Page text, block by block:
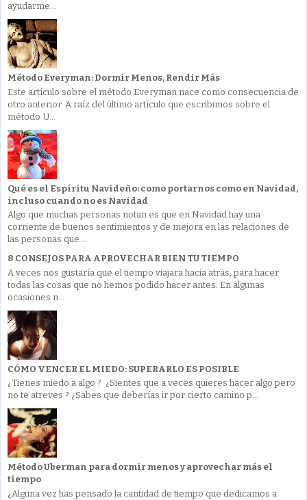
ayudarme...
Método Everyman: Dormir Menos, Rendir Más
Este artículo sobre el método Everyman nace como consecuencia de
otro anterior. A raíz del último artículo que escribimos sobre el
método U...
Qué es el Espíritu Navideño: como portarnos como en Navidad,
incluso cuando no es Navidad
Algo que muchas personas notan es que en Navidad hay una
corriente de buenos sentimientos y de mejora en las relaciones de
las personas que ...
8 CONSEJOS PARA APROVECHAR BIEN TU TIEMPO
A veces nos gustaría que el tiempo viajara hacia atrás, para hacer
todas las cosas que no hemos podido hacer antes. En algunas
ocasiones n...
CÓMO VENCER EL MIEDO: SUPERARLO ES POSIBLE
¿Tienes miedo a algo ? ¿Sientes que a veces quieres hacer algo pero
no te atreves ? ¿Sabes que deberías ir por cierto camino p...
Método Uberman para dormir menos y aprovechar más el
tiempo
¿Alguna vez has pensado la cantidad de tiempo que dedicamos a